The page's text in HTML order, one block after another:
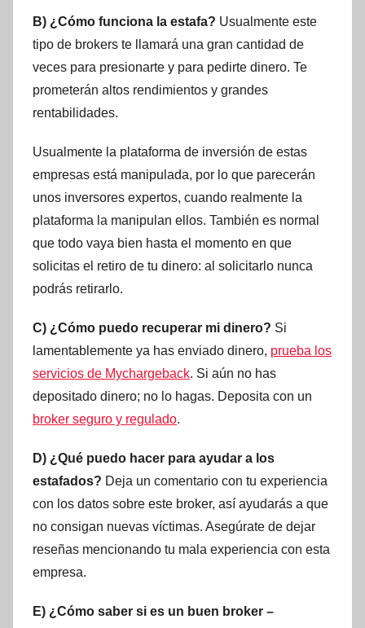
B) ¿Cómo funciona la estafa? Usualmente este
tipo de brokers te llamará una gran cantidad de
veces para presionarte y para pedirte dinero. Te
prometerán altos rendimientos y grandes
rentabilidades.
Usualmente la plataforma de inversión de estas
empresas está manipulada, por lo que parecerán
unos inversores expertos, cuando realmente la
plataforma la manipulan ellos. También es normal
que todo vaya bien hasta el momento en que
solicitas el retiro de tu dinero: al solicitarlo nunca
podrás retirarlo.
C) ¿Cómo puedo recuperar mi dinero? Si
lamentablemente ya has enviado dinero, prueba los
servicios de Mychargeback. Si aún no has
depositado dinero; no lo hagas. Deposita con un
broker seguro y regulado.
D) ¿Qué puedo hacer para ayudar a los
estafados? Deja un comentario con tu experiencia
con los datos sobre este broker, así ayudarás a que
no consigan nuevas víctimas. Asegúrate de dejar
reseñas mencionando tu mala experiencia con esta
empresa.
E) ¿Cómo saber si es un buen broker –